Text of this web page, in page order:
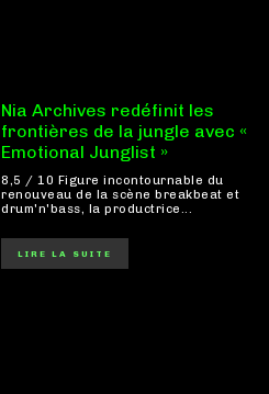
Nia Archives redéfinit les
frontières de la jungle avec «
Emotional Junglist »
8,5 / 10 Figure incontournable du
renouveau de la scène breakbeat et
drum'n'bass, la productrice...
LIRE LA SUITE